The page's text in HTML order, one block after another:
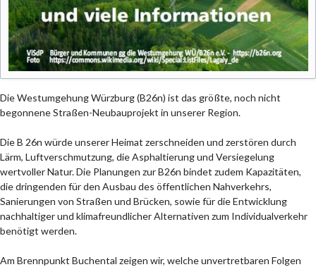
Die Westumgehung Würzburg (B26n) ist das größte, noch nicht
begonnene Straßen-Neubauprojekt in unserer Region.
Die B 26n würde unserer Heimat zerschneiden und zerstören durch
Lärm, Luftverschmutzung, die Asphaltierung und Versiegelung
wertvoller Natur. Die Planungen zur B26n bindet zudem Kapazitäten,
die dringenden für den Ausbau des öffentlichen Nahverkehrs,
Sanierungen von Straßen und Brücken, sowie für die Entwicklung
nachhaltiger und klimafreundlicher Alternativen zum Individualverkehr
benötigt werden.
Am Brennpunkt Buchental zeigen wir, welche unvertretbaren Folgen